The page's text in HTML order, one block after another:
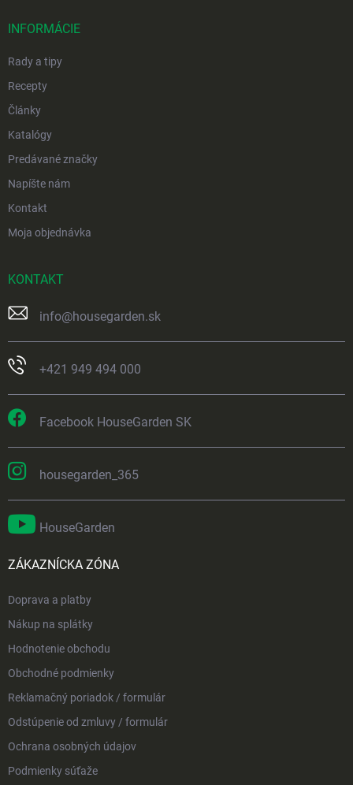
INFORMÁCIE
Rady a tipy
Recepty
Články
Katalógy
Predávané značky
Napíšte nám
Kontakt
Moja objednávka
KONTAKT
info@housegarden.sk
+421 949 494 000
Facebook HouseGarden SK
housegarden_365
HouseGarden
ZÁKAZNÍCKA ZÓNA
Doprava a platby
Nákup na splátky
Hodnotenie obchodu
Obchodné podmienky
Reklamačný poriadok / formulár
Odstúpenie od zmluvy / formulár
Ochrana osobných údajov
Podmienky súťaže